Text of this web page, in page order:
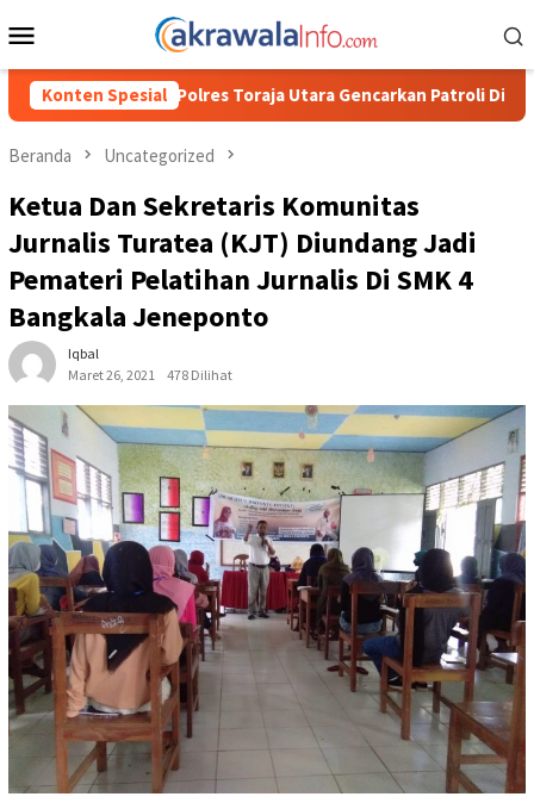
ke
Mobile
Konten Spesial
Gencarkan Patroli Dialogis dan Sosialisasi Layanan 110
Beranda Uncategorized
Ketua Dan Sekretaris Komunitas
Jurnalis Turatea (KJT) Diundang Jadi
Pemateri Pelatihan Jurnalis Di SMK 4
Bangkala Jeneponto
Iqbal
Maret 26, 2021
478 Dilihat